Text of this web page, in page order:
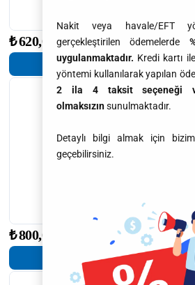
₺620,00
Ürün Detayları
Liqui Moly Pro-
Katkı 1 Lt. (5189)
₺800,00
Ürün Detayları
Liqui Moly Silah
Nakit veya havale/EFT
gerçekleştirilen ödemelerde
uygulanmaktadır. Kredi kartı
yöntemi kullanılarak yapılan
2 ila 4 taksit seçeneği
olmaksızınsunulmaktadır.
Detaylı bilgi almak için
geçebilirsiniz.